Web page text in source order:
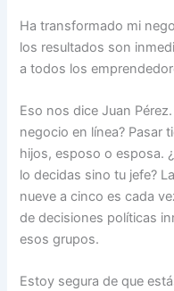
Ha transformado mi
los resultados son
a todos los
Eso nos dice Juan
negocio en línea? Pasar
hijos, esposo o esposa.
lo decidas sino tu jefe?
nueve a cinco es cada
de decisiones políticas
esos grupos.
Estoy segura de que